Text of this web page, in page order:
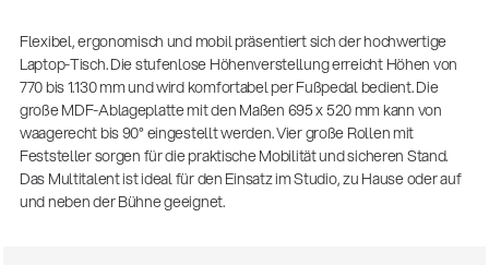
Flexibel, ergonomisch und mobil präsentiert sich der hochwertige
Laptop-Tisch. Die stufenlose Höhenverstellung erreicht Höhen von
770 bis 1.130 mm und wird komfortabel per Fußpedal bedient. Die
große MDF-Ablageplatte mit den Maßen 695 x 520 mm kann von
waagerecht bis 90° eingestellt werden. Vier große Rollen mit
Feststeller sorgen für die praktische Mobilität und sicheren Stand.
Das Multitalent ist ideal für den Einsatz im Studio, zu Hause oder auf
und neben der Bühne geeignet.